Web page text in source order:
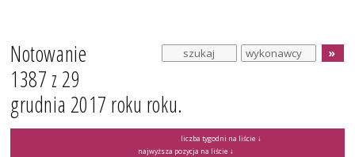
Notowanie
1387 z 29
grudnia 2017 roku roku.
liczba tygodni na liście ↓
najwyższa pozycja na liście ↓